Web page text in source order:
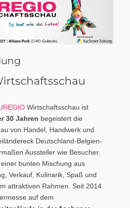
Wirtschaftsschau ist
30 Jahren begeistert die
von Handel, Handwerk und
Deutschland-Belgien-
Aussteller wie Besucher.
bunten Mischung aus
Verkauf, Kulinarik, Spaß und
attraktiven Rahmen. Seit 2014
auf dem